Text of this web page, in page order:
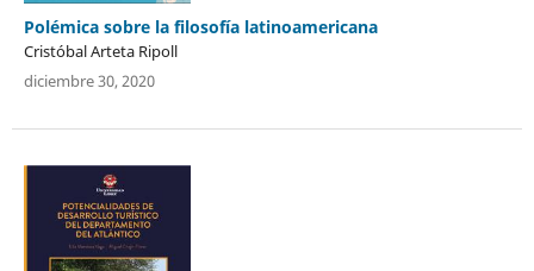
Polémica sobre la filosofía latinoamericana
Cristóbal Arteta Ripoll
diciembre 30, 2020